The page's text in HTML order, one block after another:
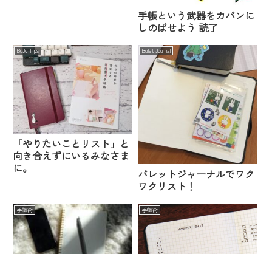
手帳という武器をカバンに
しのばせよう 読了
BuJo Tips
「やりたいことリスト」と
向き合えずにいるみなさま
に。
Bullet Journal
バレットジャーナルでワク
ワクリスト！
手帳術 手帳術